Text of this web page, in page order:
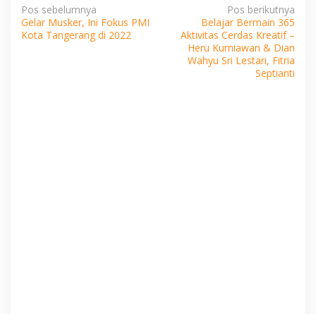
Navigasi
pos
Pos sebelumnya
Gelar Musker, Ini Fokus PMI
Kota Tangerang di 2022
Pos berikutnya
Belajar Bermain 365
Aktivitas Cerdas Kreatif –
Heru Kurniawan & Dian
Wahyu Sri Lestari, Fitria
Septianti